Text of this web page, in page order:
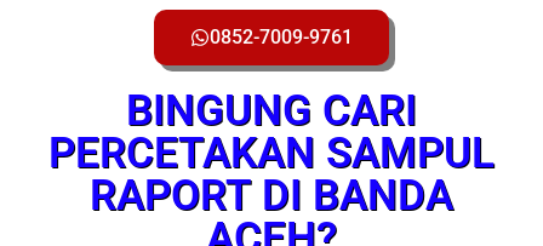
0852-7009-9761
BINGUNG CARI
PERCETAKAN SAMPUL
RAPORT DI BANDA